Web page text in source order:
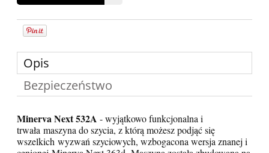
Opis
Bezpieczeństwo
Minerva Next 532A - wyjątkowo funkcjonalna i
trwała maszyna do szycia, z którą możesz podjąć się
wszelkich wyzwań szyciowych, wzbogacona wersja znanej i